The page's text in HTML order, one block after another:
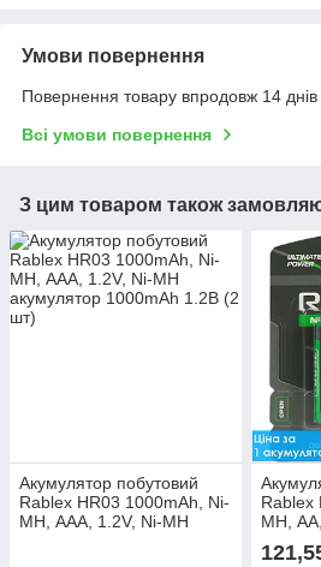
Умови повернення
Повернення товару впродовж 14 днів
Всі умови повернення
З цим товаром також
Акумулятор побутовий
Rablex HR03 1000mAh, Ni-
MH, ААA, 1.2V, Ni-MH
Rablex
MH,